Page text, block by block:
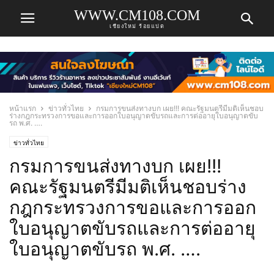
WWW.CM108.COM
เชียงใหม่ ร้อยแปด
หน้าแรก ข่าวทั่วไทย
กรมการขนส่งทางบก เผย!!! คณะรัฐมนตรีมีมติเห็นชอบ
ร่างกฎกระทรวงการขอและการออกใบอนุญาตขับรถและการต่ออายุใบอนุญาตขับ
รถ พ.ศ. ….
ข่าวทั่วไทย
กรมการขนส่งทางบก เผย!!!
คณะรัฐมนตรีมีมติเห็นชอบร่าง
กฎกระทรวงการขอและการออก
ใบอนุญาตขับรถและการต่ออายุ
ใบอนุญาตขับรถ พ.ศ. ….